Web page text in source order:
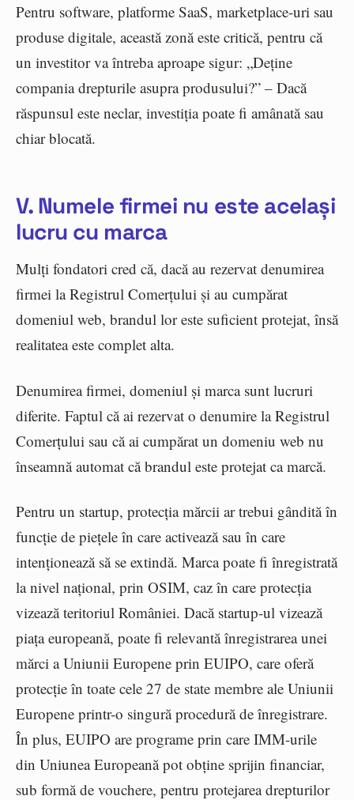
Pentru software, platforme SaaS, marketplace-uri sau
produse digitale, această zonă este critică, pentru că
un investitor va întreba aproape sigur: „Deține
compania drepturile asupra produsului?” – Dacă
răspunsul este neclar, investiția poate fi amânată sau
chiar blocată.
V. Numele firmei nu este același
lucru cu marca
Mulți fondatori cred că, dacă au rezervat denumirea
firmei la Registrul Comerțului și au cumpărat
domeniul web, brandul lor este suficient protejat, însă
realitatea este complet alta.
Denumirea firmei, domeniul și marca sunt lucruri
diferite. Faptul că ai rezervat o denumire la Registrul
Comerțului sau că ai cumpărat un domeniu web nu
înseamnă automat că brandul este protejat ca marcă.
Pentru un startup, protecția mărcii ar trebui gândită în
funcție de piețele în care activează sau în care
intenționează să se extindă. Marca poate fi înregistrată
la nivel național, prin OSIM, caz în care protecția
vizează teritoriul României. Dacă startup-ul vizează
piața europeană, poate fi relevantă înregistrarea unei
mărci a Uniunii Europene prin EUIPO, care oferă
protecție în toate cele 27 de state membre ale Uniunii
Europene printr-o singură procedură de înregistrare.
În plus, EUIPO are programe prin care IMM-urile
din Uniunea Europeană pot obține sprijin financiar,
sub formă de vouchere, pentru protejarea drepturilor